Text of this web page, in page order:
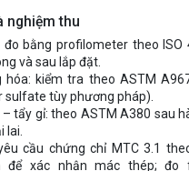
nghiệm thu
bằng profilometer theo ISO
và sau lắp đặt.
hóa: kiểm tra theo ASTM
sulfate tùy phương pháp).
tẩy gỉ: theo ASTM A380 sau
lai.
cầu chứng chỉ MTC 3.1
để xác nhận mác thép; đo